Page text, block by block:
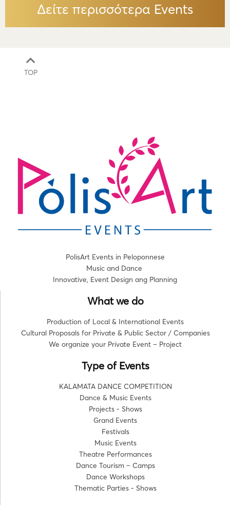
Δείτε περισσότερα Events
TOP
PolisArt Events in Peloponnese
Music and Dance
Innovative, Event Design ang Planning
What we do
Production of Local & International Events
Cultural Proposals for Private & Public Sector / Companies
We organize your Private Event – Project
Type of Events
KALAMATA DANCE COMPETITION
Dance & Music Events
Projects - Shows
Grand Events
Festivals
Music Events
Theatre Performances
Dance Tourism – Camps
Dance Workshops
Thematic Parties - Shows